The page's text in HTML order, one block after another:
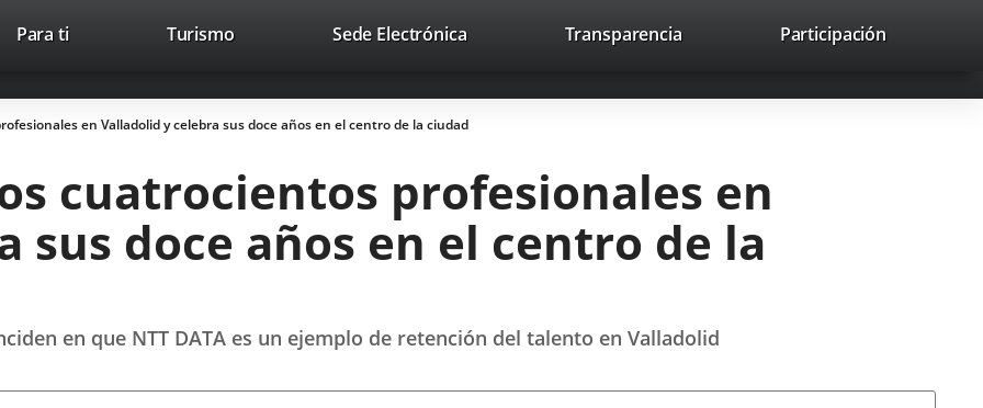
Trabaja con nosotros Contacto avaHeaderSocial
Link
external
Link
external
Link
external
Search
Para ti TurismoThis
open
in
pop-
up
window.
Sede ElectrónicaLink
application.
Transparencia Participación
en Valladolid y celebra sus doce años en el centro de la ciudad
cuatrocientos profesionales en
sus doce años en el centro de la
en que NTT DATA es un ejemplo de retención del talento en Valladolid